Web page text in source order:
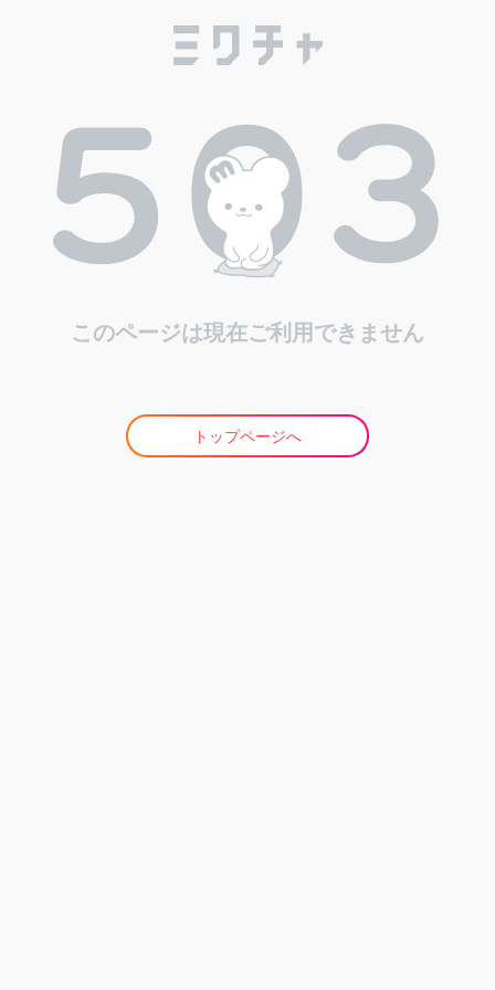
このページは現在ご利用できません